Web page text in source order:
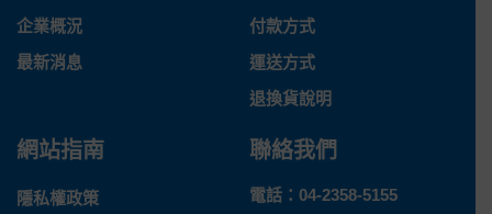
企業概況
最新消息
付款方式
運送方式
退換貨說明
網站指南
隱私權政策
聯絡我們
電話： 04-2358-5155